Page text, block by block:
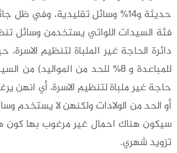
حديثة و14% وسائل تقليدية، وفي
فئة السيدات اللواتي يستخدمن وسائل
للمباعدة و 8% للحد من المواليد)
حاجة غير ملباة لتنظيم الاسرة، أي انهن
أو الحد من الولادات ولكنهن لا يستخدم
سيكون هناك احمال غير مرغوب بها كون
تزويد شهري.